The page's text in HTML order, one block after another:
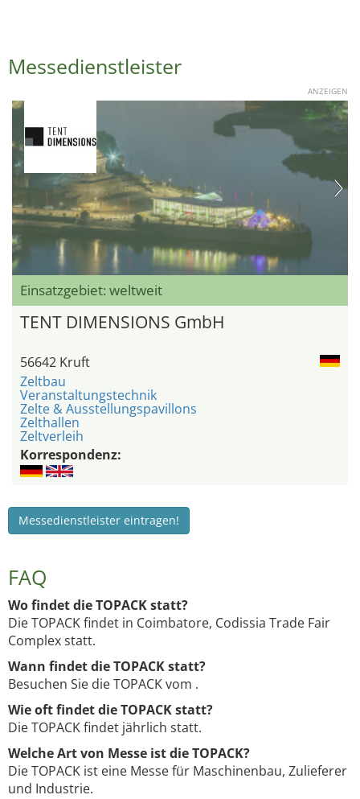
Messedienstleister
ANZEIGEN
Einsatzgebiet: weltweit
TENT DIMENSIONS GmbH
56642 Kruft
Zeltbau
Veranstaltungstechnik
Zelte & Ausstellungspavillons
Zelthallen
Zeltverleih
Korrespondenz:
Messedienstleister eintragen!
FAQ
Wo findet die TOPACK statt?
Die TOPACK findet in Coimbatore, Codissia Trade Fair
Complex statt.
Wann findet die TOPACK statt?
Besuchen Sie die TOPACK vom .
Wie oft findet die TOPACK statt?
Die TOPACK findet jährlich statt.
Welche Art von Messe ist die TOPACK?
Die TOPACK ist eine Messe für Maschinenbau, Zulieferer
und Industrie.